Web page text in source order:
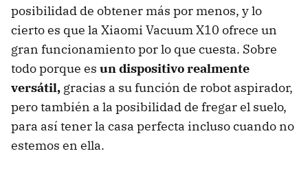
posibilidad de obtener más por menos, y lo
cierto es que la Xiaomi Vacuum X10 ofrece un
gran funcionamiento por lo que cuesta. Sobre
todo porque es un dispositivo realmente
versátil, gracias a su función de robot aspirador,
pero también a la posibilidad de fregar el suelo,
para así tener la casa perfecta incluso cuando no
estemos en ella.